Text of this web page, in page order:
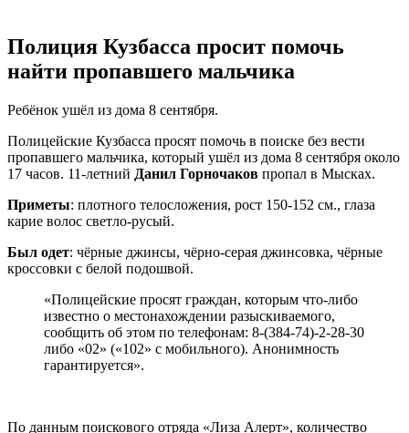
Полиция Кузбасса просит помочь
найти пропавшего мальчика
Ребёнок ушёл из дома 8 сентября.
Полицейские Кузбасса просят помочь в поиске без вести
пропавшего мальчика, который ушёл из дома 8 сентября около
17 часов. 11-летний Данил Горночаков пропал в Мысках.
Приметы: плотного телосложения, рост 150-152 см., глаза
карие волос светло-русый.
Был одет: чёрные джинсы, чёрно-серая джинсовка, чёрные
кроссовки с белой подошвой.
«Полицейские просят граждан, которым что-либо
известно о местонахождении разыскиваемого,
сообщить об этом по телефонам: 8-(384-74)-2-28-30
либо «02» («102» с мобильного). Анонимность
гарантируется».
По данным поискового отряда «Лиза Алерт», количество